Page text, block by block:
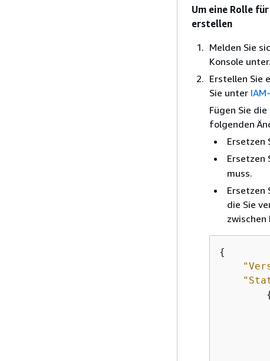
Um eine Rolle
erstellen
Melden Sie
Konsole unter.
Erstellen Sie
Sie unter
Fügen Sie
folgenden
Ersetzen
Ersetzen
muss.
Ersetzen
die Sie
zwischen
{